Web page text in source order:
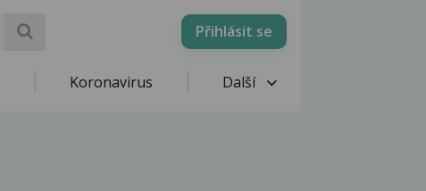
Přihlásit se
Koronavirus Další